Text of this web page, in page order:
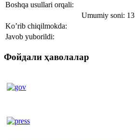
Boshqa usullari orqali:
Umumiy soni: 13
Ko’rib chiqilmokda:
Javob yuborildi:
Фойдали ҳаволалар